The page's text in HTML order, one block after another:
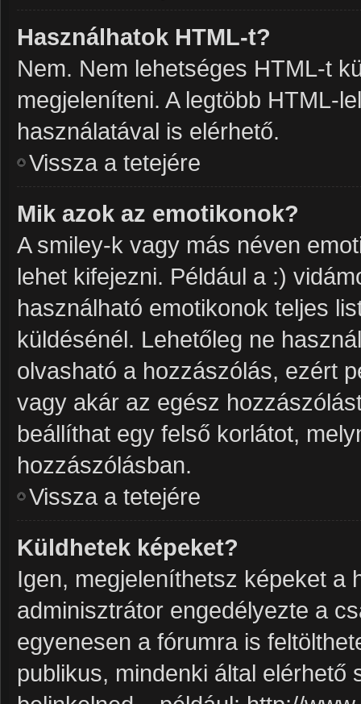
Használhatok HTML-t?
Nem. Nem lehetséges HTML-t
megjeleníteni. A legtöbb HTML-
használatával is elérhető.
Vissza a tetejére
Mik azok az emotikonok?
A smiley-k vagy más néven
lehet kifejezni. Például a :)
használható emotikonok teljes
küldésénél. Lehetőleg ne
olvasható a hozzászólás, ezért
vagy akár az egész
beállíthat egy felső korlátot,
hozzászólásban.
Vissza a tetejére
Küldhetek képeket?
Igen, megjeleníthetsz képeket a
adminisztrátor engedélyezte a
egyenesen a fórumra is
publikus, mindenki által